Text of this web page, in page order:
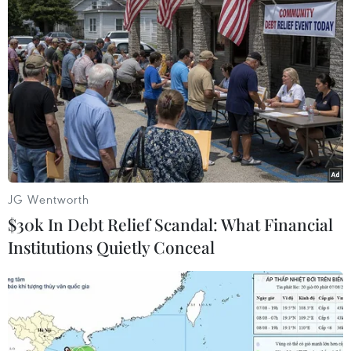
Đường Vành đai 3 đi qua địa phận Thành phố
Hồ Chí Minh, Đồng Nai, Bình Dương và Long An
với tổng chiều dài khoảng 89km. Đây là dự án
mang tính huyết mạch, kết nối các tỉnh thành
trong Vùng kinh tế trọng điểm phía Nam, phân
luồng các phương tiện vận tải nặng quá cảnh
qua Thành phố Hồ Chí Minh không phải lưu
thông vào trung tâm thành phố, rút ngắn thời
gian lưu thông giữa các tỉnh./.
(TTXVN/Vietnam+)
JG Wentworth
$30k In Debt Relief Scandal: What Financial
Institutions Quietly Conceal